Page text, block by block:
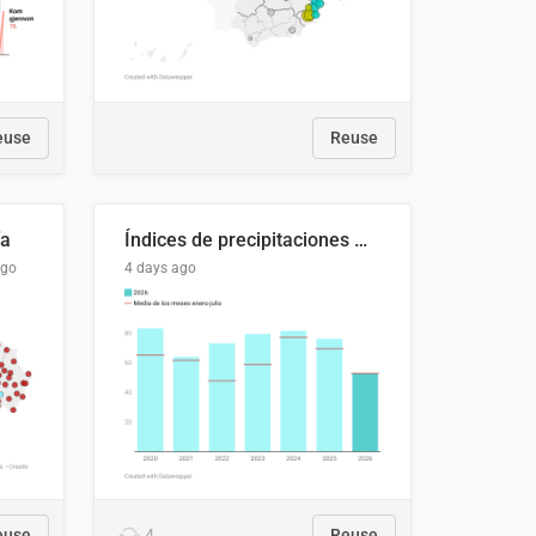
Reuse
Índices de precipitaciones medio anual
4 days ago